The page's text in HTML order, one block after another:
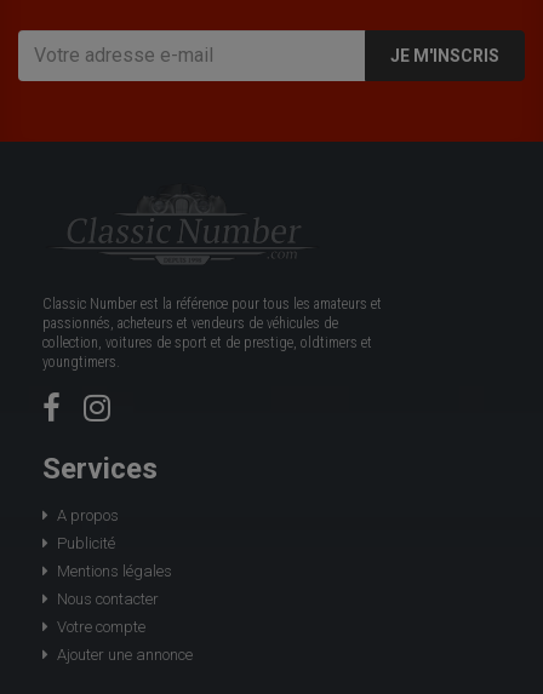
JE M'INSCRIS
Classic Number est la référence pour tous les amateurs et
passionnés, acheteurs et vendeurs de véhicules de
collection, voitures de sport et de prestige, oldtimers et
youngtimers.
Services
A propos
Publicité
Mentions légales
Nous contacter
Votre compte
Ajouter une annonce